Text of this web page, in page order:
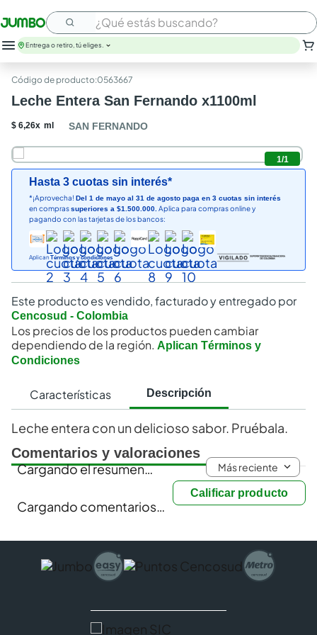
¿Qué estás buscando?
Entrega o retiro, tú eliges.
:0563667
Leche Entera San Fernando x1100ml
$ 6,26x ml SAN FERNANDO
1/1
Hasta 3 cuotas sin interés*
*¡Aprovecha! Del 1 de mayo al 31 de agosto paga en 3 cuotas sin interés
en comprassuperiores a $1.500.000. Aplica para compras online y
pagando con las tarjetas de los bancos:
Aplican Términos y condiciones
Este producto es vendido, facturado y entregado por
Cencosud - Colombia
Los precios de los productos pueden cambiar
dependiendo de la región. Aplican Términos y
Condiciones
Características Descripción
Leche entera con un delicioso sabor. Pruébala.
Comentarios y valoraciones
Calificar producto
Cargando el resumen… Más reciente
Cargando comentarios…